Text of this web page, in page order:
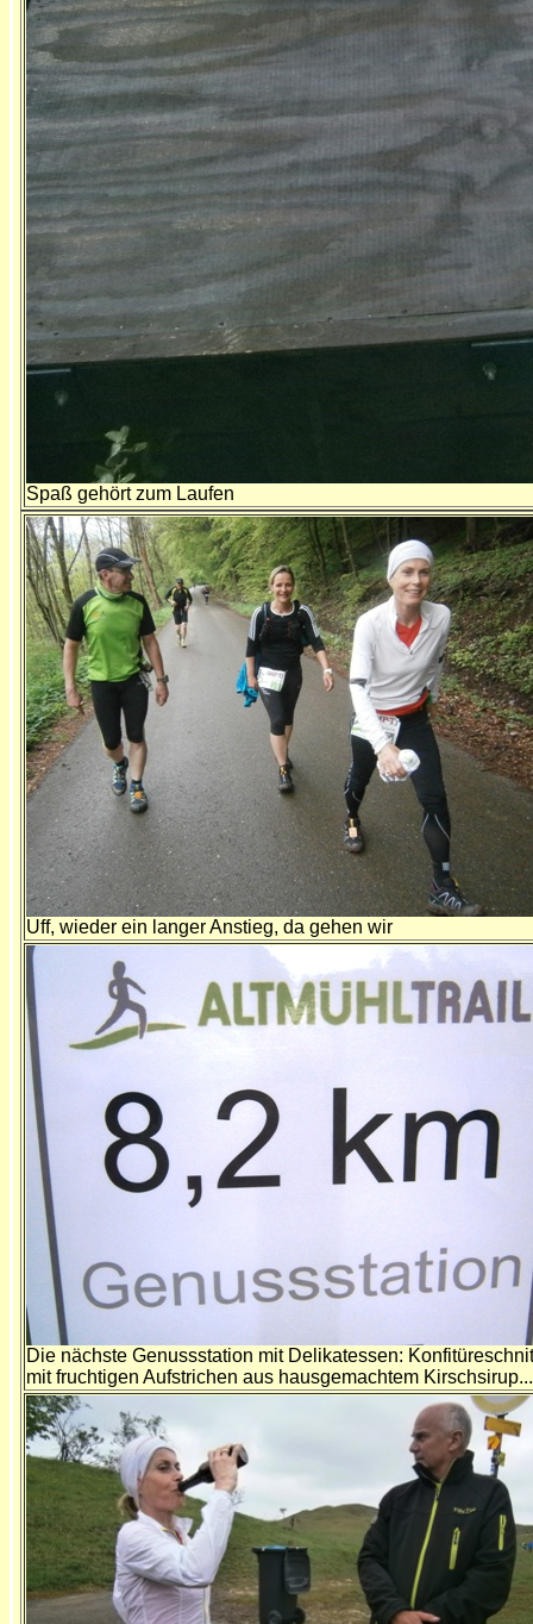
Spaß gehört zum Laufen
Uff, wieder ein langer Anstieg, da gehen wir
Die nächste Genussstation mit Delikatessen:
mit fruchtigen Aufstrichen aus hausgemachtem Kirschsirup...